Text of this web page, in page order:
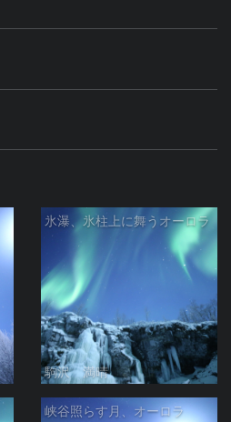
氷瀑、氷柱上に舞うオーロラ
駒沢 満晴
峡谷照らす月、オーロラ